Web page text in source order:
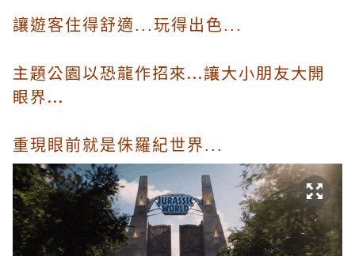
讓遊客住得舒適...玩得出色...
主題公園以恐龍作招來...讓大小朋友大開
眼界...
重現眼前就是侏羅紀世界...